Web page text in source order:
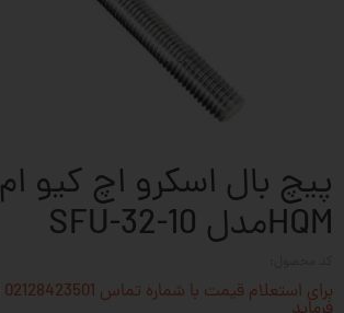
پیچ بال اسکرو اچ کیو ام
HQMمدل SFU-32-10